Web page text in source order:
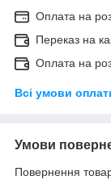
Оплата на
Переказ на
Оплата на
Всі умови
Умови
Повернення